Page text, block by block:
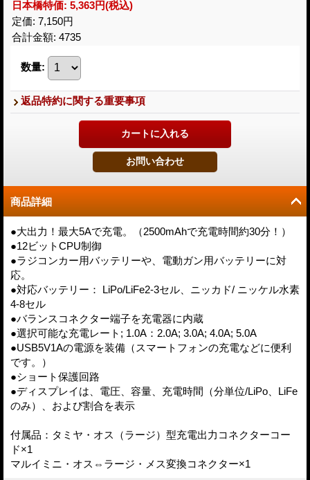
日本橋特価: 5,363円(税込)
定価: 7,150円
合計金額: 4735
数量:
返品特約に関する重要事項
商品詳細
●大出力！最大5Aで充電。（2500mAhで充電時間約30分！）
●12ビットCPU制御
●ラジコンカー用バッテリーや、電動ガン用バッテリーに対
応。
●対応バッテリー： LiPo/LiFe2-3セル、ニッカド/ ニッケル水素
4-8セル
●バランスコネクター端子を充電器に内蔵
●選択可能な充電レート; 1.0A：2.0A; 3.0A; 4.0A; 5.0A
●USB5V1Aの電源を装備（スマートフォンの充電などに便利
です。）
●ショート保護回路
●ディスプレイは、電圧、容量、充電時間（分単位/LiPo、LiFe
のみ）、および割合を表示
付属品：タミヤ・オス（ラージ）型充電出力コネクターコー
ド×1
マルイミニ・オス⇔ラージ・メス変換コネクター×1